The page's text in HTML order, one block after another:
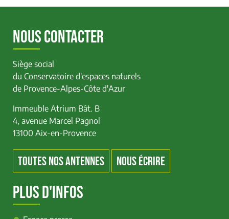
NOUS CONTACTER
Siège social
du Conservatoire d'espaces naturels
de Provence-Alpes-Côte d'Azur
Immeuble Atrium Bât. B
4, avenue Marcel Pagnol
13100 Aix-en-Provence
TOUTES NOS ANTENNES NOUS ÉCRIRE
PLUS D'INFOS